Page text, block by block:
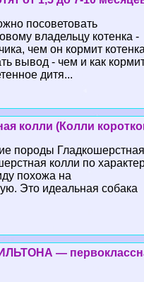
посоветовать
владельцу котенка -
чем он кормит котенка
вывод - чем и как
дитя...
колли (Колли
породы Гладкошерстная
колли по
похожа на
Это идеальная собака
—